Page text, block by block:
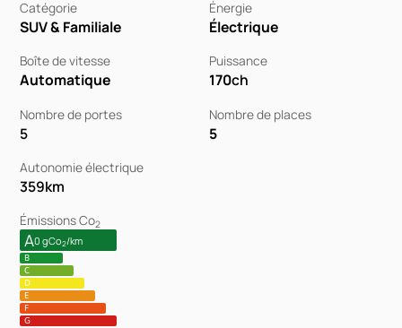
Catégorie
SUV & Familiale
Énergie
Électrique
Boîte de vitesse
Automatique
Puissance
170ch
Nombre de portes
5
Nombre de places
5
Autonomie électrique
359km
Émissions Co2
A0 gCo2/km
B
C
D
E
F
G